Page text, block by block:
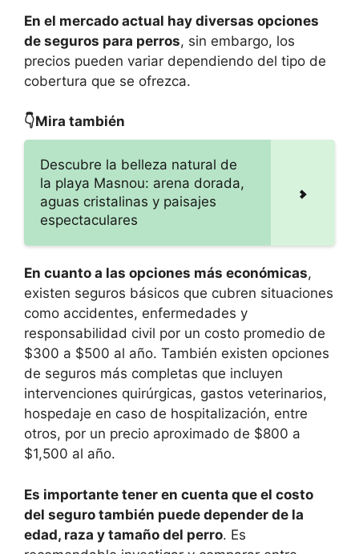
En el mercado actual hay diversas opciones
de seguros para perros, sin embargo, los
precios pueden variar dependiendo del tipo de
cobertura que se ofrezca.
👇Mira también
Descubre la belleza natural de
la playa Masnou: arena dorada,
aguas cristalinas y paisajes
espectaculares
En cuanto a las opciones más económicas,
existen seguros básicos que cubren situaciones
como accidentes, enfermedades y
responsabilidad civil por un costo promedio de
$300 a $500 al año. También existen opciones
de seguros más completas que incluyen
intervenciones quirúrgicas, gastos veterinarios,
hospedaje en caso de hospitalización, entre
otros, por un precio aproximado de $800 a
$1,500 al año.
Es importante tener en cuenta que el costo
del seguro también puede depender de la
edad, raza y tamaño del perro. Es